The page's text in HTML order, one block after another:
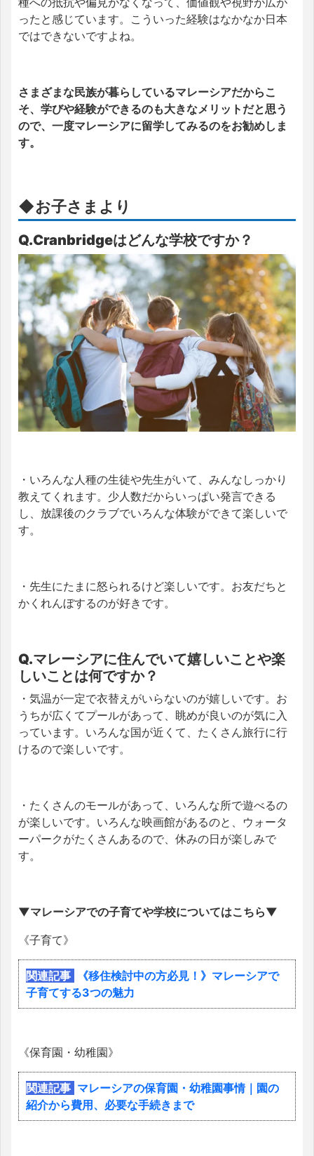
ったと感じています。こういった経験はなかなか日本
ではできないですよね。
さまざまな民族が暮らしているマレーシアだからこ
そ、学びや経験ができるのも大きなメリットだと思う
ので、一度マレーシアに留学してみるのをお勧めしま
す。
◆お子さまより
Q.Cranbridgeはどんな学校ですか？
・いろんな人種の生徒や先生がいて、みんなしっかり
教えてくれます。少人数だからいっぱい発言できる
し、放課後のクラブでいろんな体験ができて楽しいで
す。
・先生にたまに怒られるけど楽しいです。お友だちと
かくれんぼするのが好きです。
Q.マレーシアに住んでいて嬉しいことや楽
しいことは何ですか？
・気温が一定で衣替えがいらないのが嬉しいです。お
うちが広くてプールがあって、眺めが良いのが気に入
っています。いろんな国が近くて、たくさん旅行に行
けるので楽しいです。
・たくさんのモールがあって、いろんな所で遊べるの
が楽しいです。いろんな映画館があるのと、ウォータ
ーパークがたくさんあるので、休みの日が楽しみで
す。
▼マレーシアでの子育てや学校についてはこちら▼
《子育て》
関連記事
《移住検討中の方必見！》マレーシアで
子育てする3つの魅力
《保育園・幼稚園》
関連記事 マレーシアの保育園・幼稚園事情｜園の
紹介から費用、必要な手続きまで